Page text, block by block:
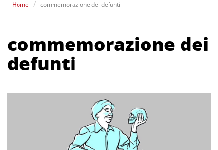
Home commemorazione dei defunti
commemorazione dei
defunti